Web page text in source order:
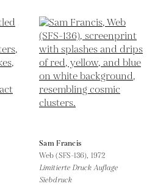
Sam Francis
Web (SFS-136), 1972
Limitierte Druck Auflage
Siebdruck